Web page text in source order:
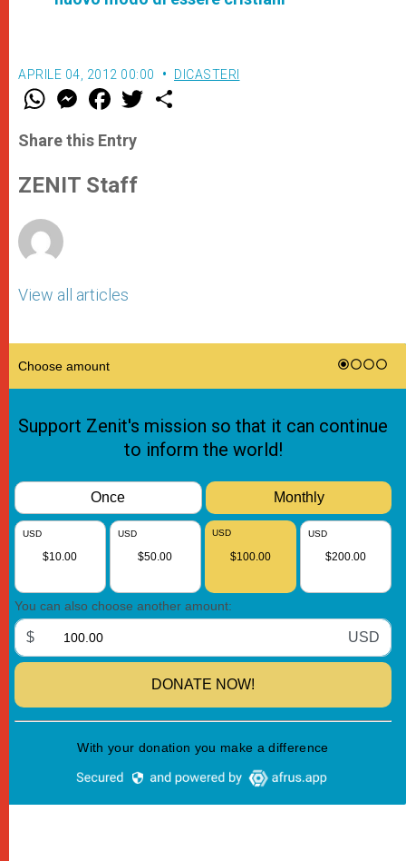
APRILE 04, 2012 00:00 DICASTERI
W
t
s
p
p
M
e
s
e
g
e
F
a
e
b
o
k
w
Share this Entry
ZENIT Staff
View all articles